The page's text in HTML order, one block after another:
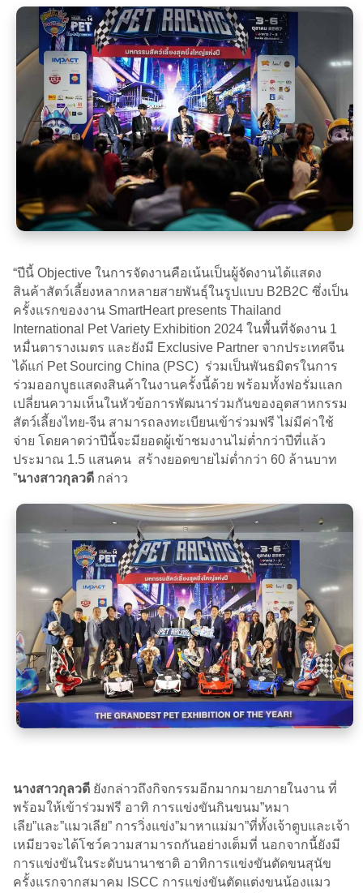
“ปีนี้ Objective ในการจัดงานคือเน้นเป็นผู้จัดงานได้แสดง
สินค้าสัตว์เลี้ยงหลากหลายสายพันธุ์ในรูปแบบ B2B2C ซึ่งเป็น
ครั้งแรกของงาน SmartHeart presents Thailand
International Pet Variety Exhibition 2024 ในพื้นที่จัดงาน 1
หมื่นตารางเมตร และยังมี Exclusive Partner จากประเทศจีน
ได้แก่ Pet Sourcing China (PSC) ร่วมเป็นพันธมิตรในการ
ร่วมออกบูธแสดงสินค้าในงานครั้งนี้ด้วย พร้อมทั้งฟอรั่มแลก
เปลี่ยนความเห็นในหัวข้อการพัฒนาร่วมกันของอุตสาหกรรม
สัตว์เลี้ยงไทย-จีน สามารถลงทะเบียนเข้าร่วมฟรี ไม่มีค่าใช้
จ่าย โดยคาดว่าปีนี้จะมียอดผู้เข้าชมงานไม่ต่ำกว่าปีที่แล้ว
ประมาณ 1.5 แสนคน สร้างยอดขายไม่ต่ำกว่า 60 ล้านบาท
”นางสาวกุลวดี กล่าว
นางสาวกุลวดี ยังกล่าวถึงกิจกรรมอีกมากมายภายในงาน ที่
พร้อมให้เข้าร่วมฟรี อาทิ การแข่งขันกินขนม”หมา
เลีย”และ”แมวเลีย” การวิ่งแข่ง”มาหาแม่มา”ที่ทั้งเจ้าตูบและเจ้า
เหมียวจะได้โชว์ความสามารถกันอย่างเต็มที่ นอกจากนี้ยังมี
การแข่งขันในระดับนานาชาติ อาทิการแข่งขันตัดขนสุนัข
ครั้งแรกจากสมาคม ISCC การแข่งขันตัดแต่งขนน้องแมว